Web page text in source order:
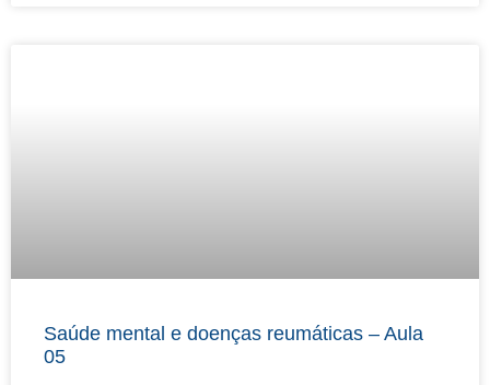
Saúde mental e doenças reumáticas – Aula
05